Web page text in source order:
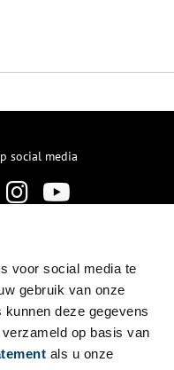
voor social media te
gebruik van onze
deze gegevens
op basis van
als u onze
social media